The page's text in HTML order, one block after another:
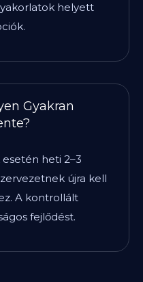
helyett
Gyakran
heti 2–3
újra kell
A kontrollált
fejlődést.